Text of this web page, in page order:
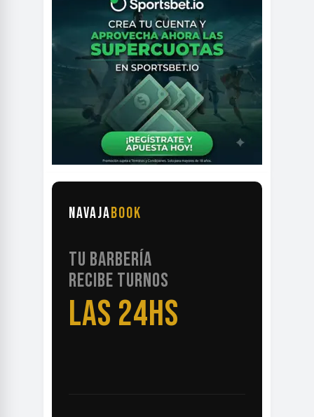
NAVAJABOOK
TU BARBERÍA
RECIBE TURNOS
LAS 24HS